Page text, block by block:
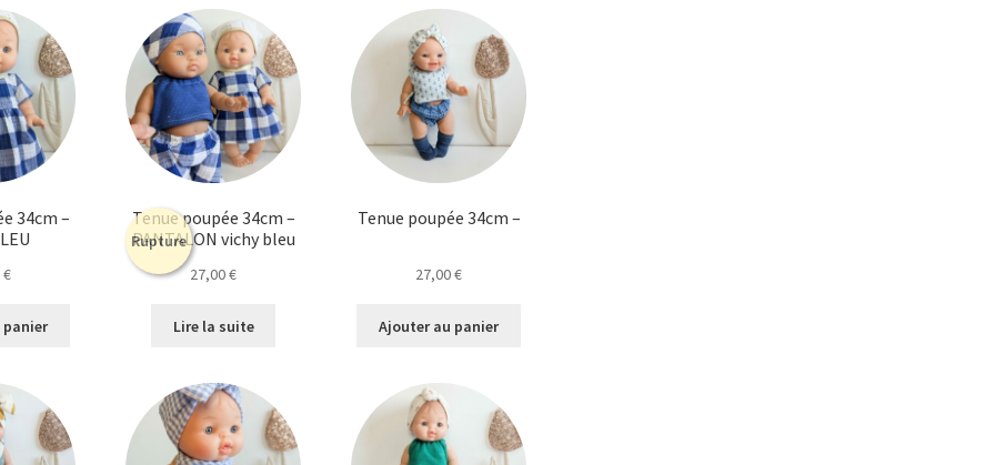
récent
au
plus
ancien
34cm –
€
panier
Rupture
Tenue poupée 34cm –
PANTALON vichy bleu
27,00€
Lire la suite
Tenue poupée 34cm –
27,00€
Ajouter au panier